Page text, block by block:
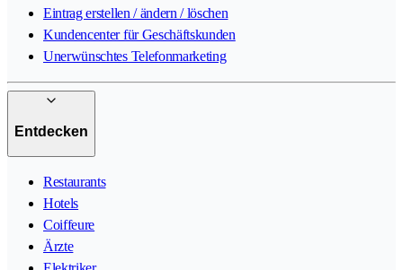
Eintrag erstellen / ändern / löschen
Kundencenter für Geschäftskunden
Unerwünschtes Telefonmarketing
Entdecken
Restaurants
Hotels
Coiffeure
Ärzte